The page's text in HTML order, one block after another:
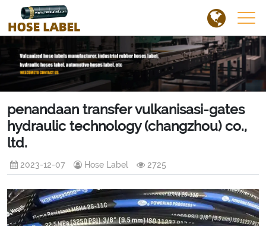
penandaan transfer vulkanisasi-gates
hydraulic technology (changzhou) co.,
ltd.
2023-12-07 Hose Label 2725